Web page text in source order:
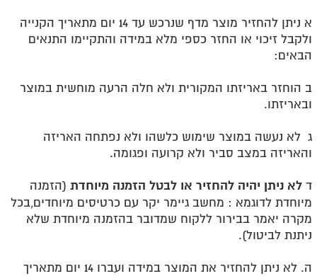
א ניתן להחזיר מוצר מדף שנרכש עד 14 יום מתאריך הקנייה
ולקבל זיכוי או החזר כספי מלא במידה והתקיימו התנאים
הבאים:
ב הוחזר באריזתו המקורית ולא חלה הרעה מוחשית במוצר
ובאריזתו.
ג לא נעשה במוצר שימוש כלשהו ולא נפתחה האריזה
והאריזה במצב סביר ולא קרועה ופגומה.
ד לא ניתן יהיה להחזיר או לבטל הזמנה מיוחדת(הזמנה
מיוחדת לדוגמא : מחשב גיימר יקר עם כרטיסים מיוחדים,בכל
מקרה יאמר בבירור ללקוח שמדובר בהזמנה מיוחדת שלא
ניתנת לביטול.(
ה. לא ניתן להחזיר את המוצר במידה ועברו 14 יום מתאריך